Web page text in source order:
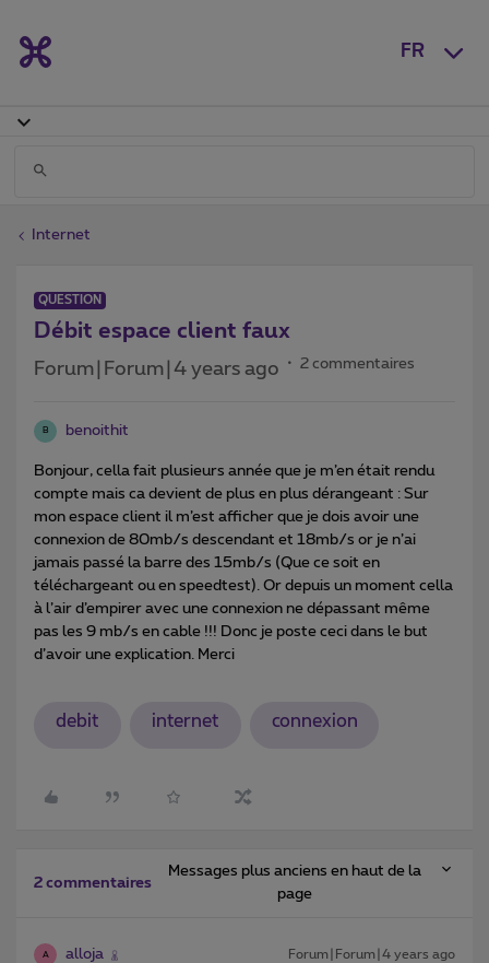
FR
Internet
QUESTION
Débit espace client faux
Forum|Forum|4 years ago 2 commentaires
B benoithit
Bonjour, cella fait plusieurs année que je m’en était rendu
compte mais ca devient de plus en plus dérangeant : Sur
mon espace client il m’est afficher que je dois avoir une
connexion de 80mb/s descendant et 18mb/s or je n’ai
jamais passé la barre des 15mb/s (Que ce soit en
téléchargeant ou en speedtest). Or depuis un moment cella
à l’air d’empirer avec une connexion ne dépassant même
pas les 9 mb/s en cable !!! Donc je poste ceci dans le but
d’avoir une explication. Merci
debit internet connexion
2 commentaires
Messages plus anciens en haut de la
page
A alloja Forum|Forum|4 years ago